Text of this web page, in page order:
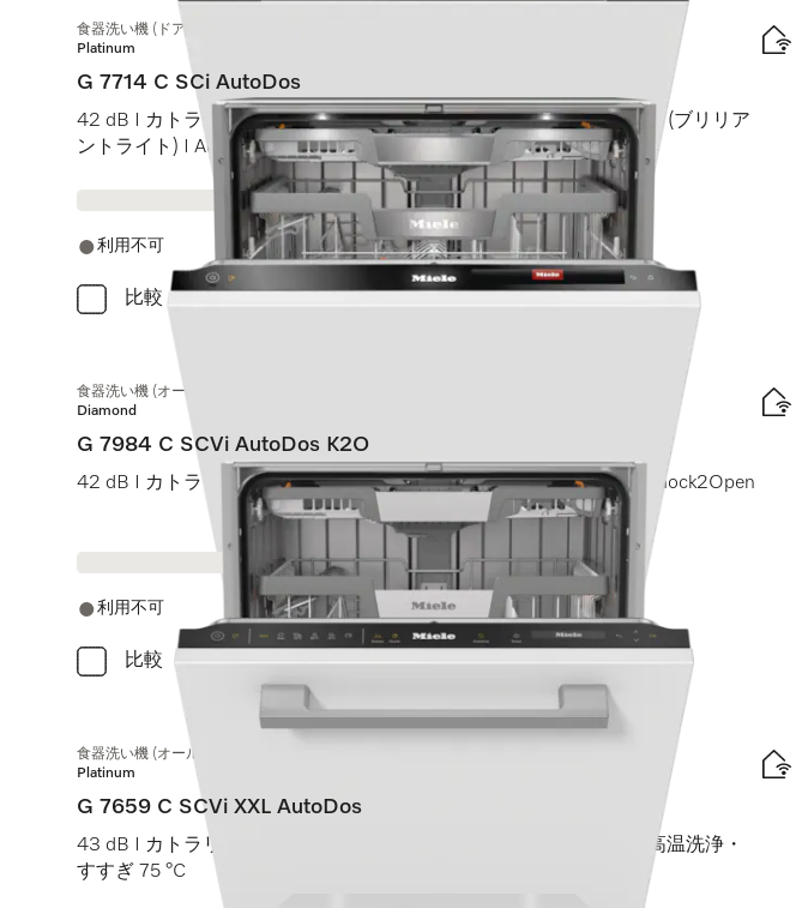
食器洗い機 (ドア材取付専用タイプ)
Platinum
G 7714 C SCi AutoDos
42 dB I カトラリートレイ I MaxiComfort Cバスケット I BrilliantLight (ブリリア
ントライト) I AutoDos
利用不可
比較
食器洗い機 (オールドア材取付専用タイプ)
Diamond
G 7984 C SCVi AutoDos K2O
42 dB I カトラリートレイ I MaxiComfort Cバスケット I M Touch I Knock2Open
利用不可
比較
食器洗い機 (オールドア材取付専用タイプ) XXL
Platinum
G 7659 C SCVi XXL AutoDos
43 dB I カトラリートレイ I ExtraComfort Cバスケット I AutoDos I 高温洗浄・
すすぎ 75 °C